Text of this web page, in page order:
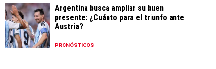
Argentina busca ampliar su buen
presente: ¿Cuánto para el triunfo ante
Austria?
PRONÓSTICOS